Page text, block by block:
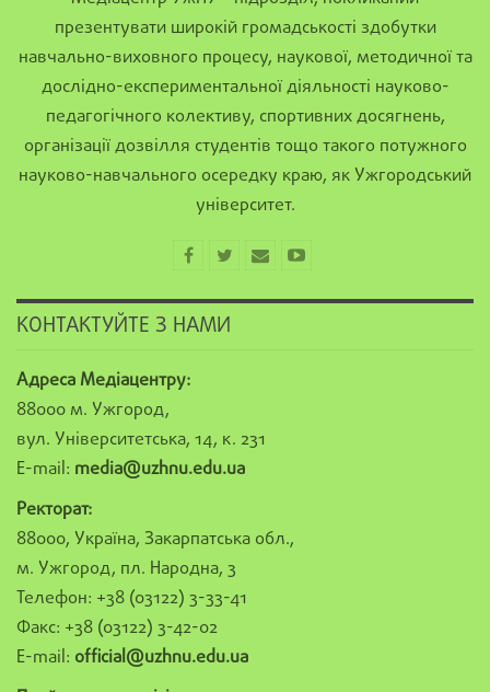
презентувати широкій громадськості здобутки
навчально-виховного процесу, наукової, методичної та
дослідно-експериментальної діяльності науково-
педагогічного колективу, спортивних досягнень,
організації дозвілля студентів тощо такого потужного
науково-навчального осередку краю, як Ужгородський
університет.
КОНТАКТУЙТЕ З НАМИ
Адреса Медіацентру:
88000 м. Ужгород,
вул. Університетська, 14, к. 231
E-mail: media@uzhnu.edu.ua
Ректорат:
88000, Україна, Закарпатська обл.,
м. Ужгород, пл. Народна, 3
Телефон: +38 (03122) 3-33-41
Факс: +38 (03122) 3-42-02
E-mail: official@uzhnu.edu.ua